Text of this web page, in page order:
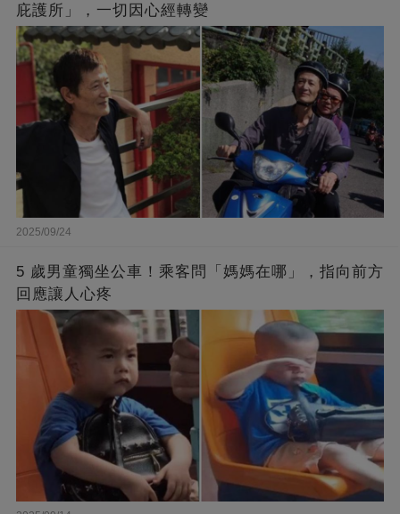
庇護所」，一切因心經轉變
2025/09/24
5 歲男童獨坐公車！乘客問「媽媽在哪」，指向前方
回應讓人心疼